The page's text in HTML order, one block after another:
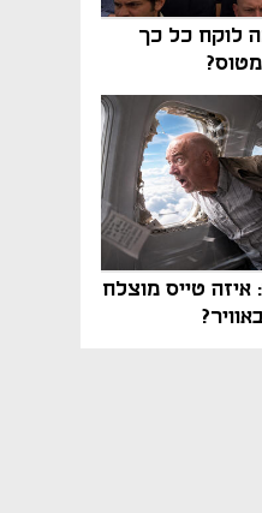
לוקח כל כך
איזה טייס מוצלח